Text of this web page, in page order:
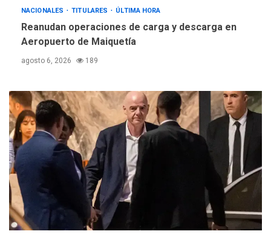
REGIONALES ÚLTIMA HORA
Instituciones estadales se
suman al Plan Agosto de
5
ÚLTIMA HORA
Concejo Municipal de
Mariño respalda a Cámara
de Comercio para reforma
de Ley de Puerto Libre
NACIONALES TITULARES ÚLTIMA HORA
Reanudan operaciones de carga y descarga en
Aeropuerto de Maiquetía
agosto 6, 2026 189